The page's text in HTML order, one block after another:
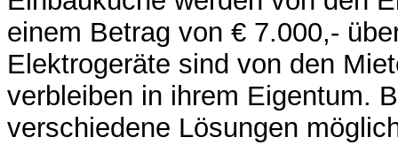
einem Betrag von € 7.000,-
Elektrogeräte sind von den
verbleiben in ihrem Eigentum.
verschiedene Lösungen